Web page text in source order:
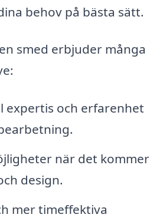
behov på bästa sätt.
smed erbjuder många
expertis och erfarenhet
när det kommer
design.
mer timeffektiva